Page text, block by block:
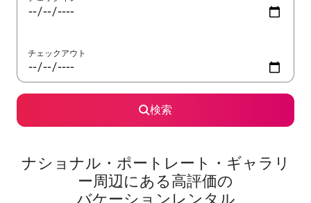
チェックアウト
検索
ナショナル・ポートレート・ギャラリ
ー⁠周⁠辺⁠に⁠あ⁠る高⁠評⁠価⁠の